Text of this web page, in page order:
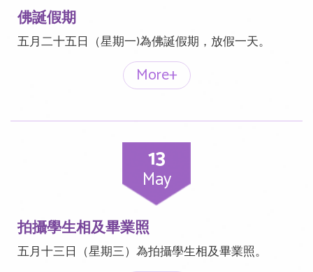
佛誕假期
五月二十五日（星期一)為佛誕假期，放假一天。
More+
13
May
拍攝學生相及畢業照
五月十三日（星期三）為拍攝學生相及畢業照。